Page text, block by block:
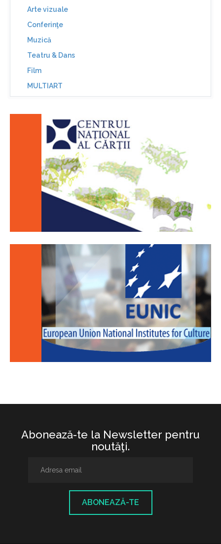
Arte vizuale
Conferinţe
Muzică
Teatru & Dans
Film
MULTIART
Abonează-te la Newsletter pentru
noutăţi.
ABONEAZĂ-TE